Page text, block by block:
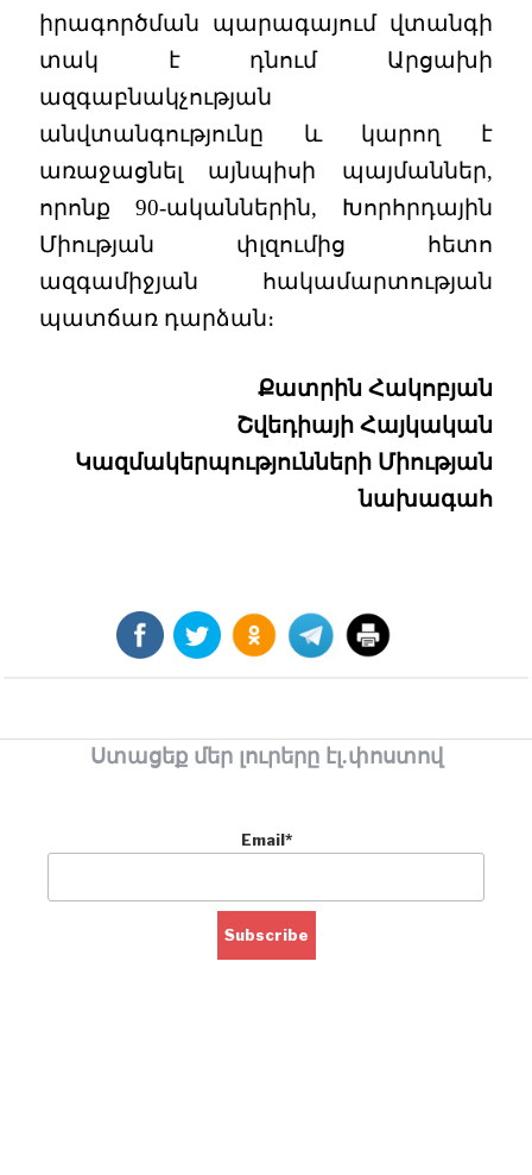
իրագործման պարագայում վտանգի
տակ է դնում Արցախի
ազգաբնակչության
անվտանգությունը և կարող է
առաջացնել այնպիսի պայմաններ,
որոնք 90-ականներին, Խորհրդային
Միության փլզումից հետո
ազգամիջյան հակամարտության
պատճառ դարձան։
Քատրին Հակոբյան
Շվեդիայի Հայկական
Կազմակերպությունների Միության
նախագահ
Ստացեք մեր լուրերը էլ.փոստով
Email*